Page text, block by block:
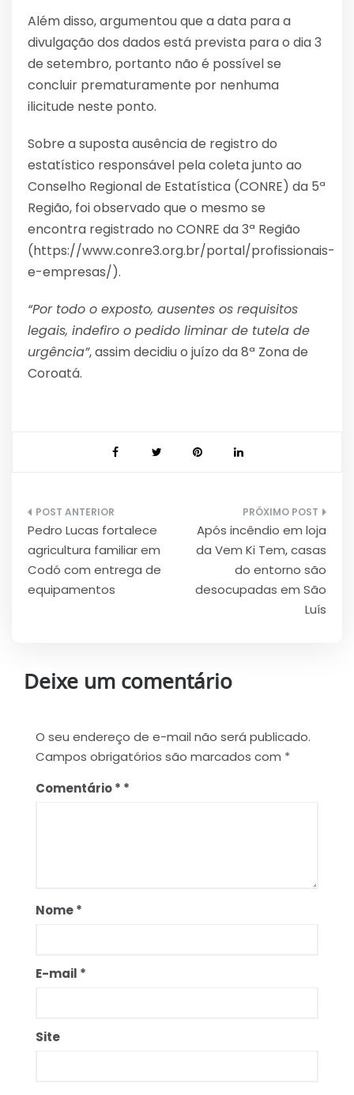
Além disso, argumentou que a data para a
divulgação dos dados está prevista para o dia 3
de setembro, portanto não é possível se
concluir prematuramente por nenhuma
ilicitude neste ponto.
Sobre a suposta ausência de registro do
estatístico responsável pela coleta junto ao
Conselho Regional de Estatística (CONRE) da 5ª
Região, foi observado que o mesmo se
encontra registrado no CONRE da 3ª Região
(https://www.conre3.org.br/portal/profissionais-
e-empresas/).
“Por todo o exposto, ausentes os requisitos
legais, indefiro o pedido liminar de tutela de
urgência”, assim decidiu o juízo da 8ª Zona de
Coroatá.
Navegação
de
Post
Pedro Lucas fortalece
agricultura familiar em
Codó com entrega de
equipamentos
Após incêndio em loja
da Vem Ki Tem, casas
do entorno são
desocupadas em São
Luís
Deixe um comentário
O seu endereço de e-mail não será publicado.
Campos obrigatórios são marcados com *
Comentário*
Nome*
E-mail *
Site